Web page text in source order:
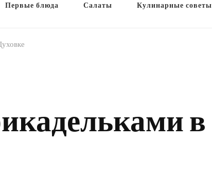
Первые блюда Салаты Кулинарные советы
в